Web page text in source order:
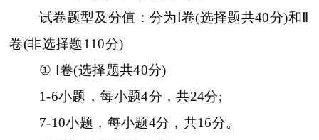
试卷题型及分值：分为Ⅰ卷(选择题共40分)和Ⅱ
卷(非选择题110分)
① Ⅰ卷(选择题共40分)
1-6小题，每小题4分，共24分;
7-10小题，每小题4分，共16分。